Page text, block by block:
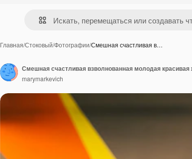
Главная/Стоковый/Фотографии/Смешная счастливая в…
marymarkevich